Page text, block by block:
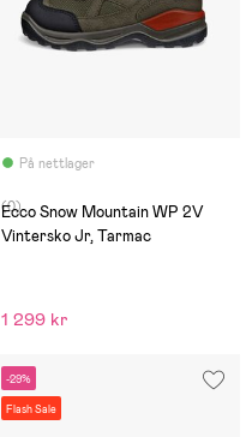
På nettlager
(0)
Ecco Snow Mountain WP 2V
Vintersko Jr, Tarmac
1 299 kr
-29%
Flash Sale